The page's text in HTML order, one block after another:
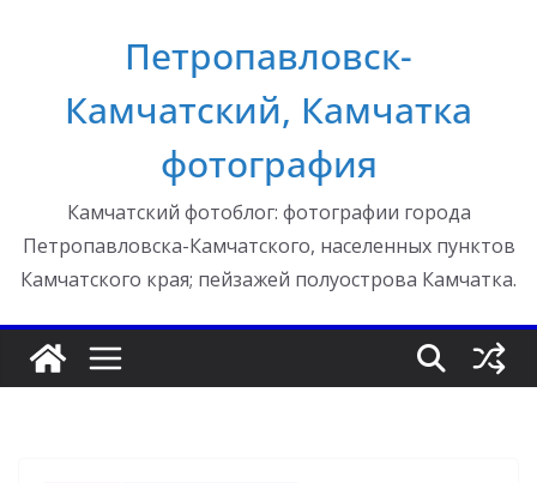
Петропавловск-
Камчатский, Камчатка
фотография
Камчатский фотоблог: фотографии города
Петропавловска-Камчатского, населенных пунктов
Камчатского края; пейзажей полуострова Камчатка.